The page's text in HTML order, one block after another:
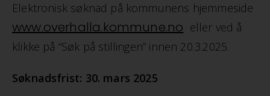
Elektronisk søknad på kommunens hjemmeside
www.overhalla.kommune.no eller ved å
klikke på “Søk på stillingen” innen 20.3.2025.
Søknadsfrist: 30. mars 2025